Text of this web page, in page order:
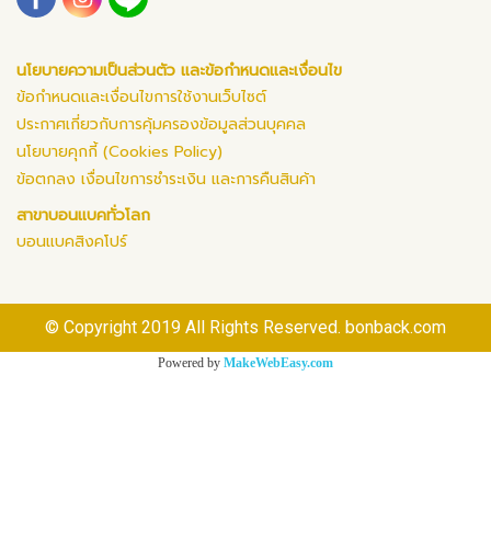
นโยบายความเป็นส่วนตัว และข้อกำหนดและเงื่อนไข
ข้อกำหนดและเงื่อนไขการใช้งานเว็บไซต์
ประกาศเกี่ยวกับการคุ้มครองข้อมูลส่วนบุคคล
นโยบายคุกกี้ (Cookies Policy)
ข้อตกลง เงื่อนไขการชำระเงิน และการคืนสินค้า
สาขาบอนแบคทั่วโลก
บอนแบคสิงคโปร์
© Copyright 2019 All Rights Reserved. bonback.com
Powered by MakeWebEasy.com